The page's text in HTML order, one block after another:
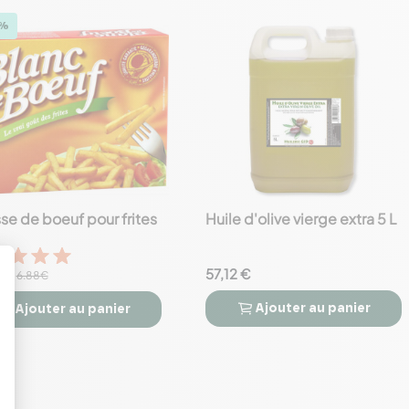
de boeuf pour frites
6.88€

Ajouter au panier
favorite_border
Huile d'olive vierge extra 5 L
57,12 €
 
Ajouter au panier